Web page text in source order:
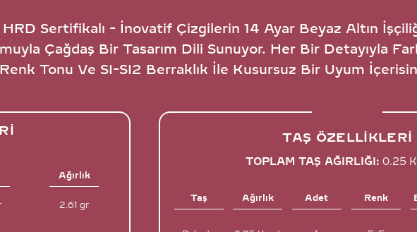
Sertifikalı - İnovatif Çizgilerin 14 Ayar Beyaz Altın
Çağdaş Bir Tasarım Dili Sunuyor. Her Bir Detayıyla
Tonu Ve SI-SI2 Berraklık İle Kusursuz Bir Uyum
Ağırlık
2.61 gr
TAŞ ÖZELLIKLERI
TOPLAM TAŞ AĞIRLIĞI: 0.25
Taş Ağırlık Adet Renk